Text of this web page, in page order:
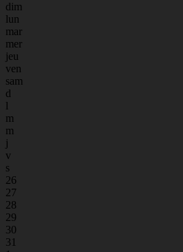
dim
lun
mar
mer
jeu
ven
sam
d
l
m
m
j
v
s
26
27
28
29
30
31